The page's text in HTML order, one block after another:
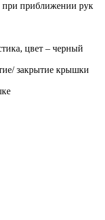
при приближении рук
цвет – черный
закрытие крышки